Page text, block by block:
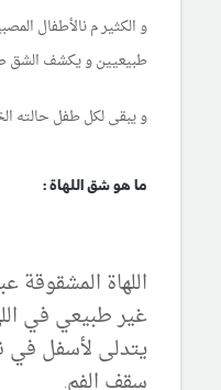
و الكثير م نالأطفال
طبيعيين و يكشف الشق
و يبقى لكل طفل حالته
ما هو شق اللهاة :
اللهاة المشقوقة
غير طبيعي في
يتدلى لأسفل في